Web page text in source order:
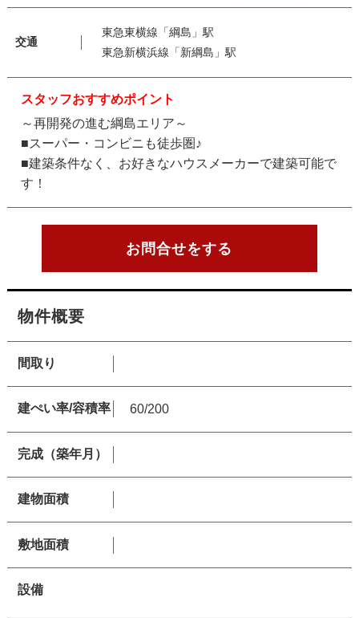
交通
東急東横線「綱島」駅
東急新横浜線「新綱島」駅
スタッフおすすめポイント
～再開発の進む綱島エリア～
■スーパー・コンビニも徒歩圏♪
■建築条件なく、お好きなハウスメーカーで建築可能で
す！
お問合せをする
物件概要
間取り
建ぺい率/容積率 60/200
完成（築年月）
建物面積
敷地面積
設備